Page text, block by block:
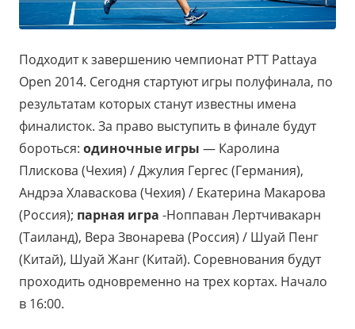
Подходит к завершению чемпионат PTT Pattaya
Open 2014. Сегодня стартуют игры полуфинала, по
результатам которых станут известны имена
финалисток. За право выступить в финале будут
бороться: одиночные игры — Каролина
Плискова (Чехия) / Джулия Гергес (Германия),
Андрэа Хлаваскова (Чехия) / Екатерина Макарова
(Россия); парная игра -Ноппаван Лертчивакарн
(Таиланд), Вера Звонарева (Россия) / Шуай Пенг
(Китай), Шуай Жанг (Китай). Соревнования будут
проходить одновременно на трех кортах. Начало
в 16:00.